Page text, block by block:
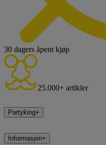
30 dagers åpent kjøp
25.000+ artikler
Partyking+
Informasjon+